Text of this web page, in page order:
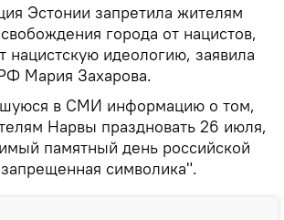
Эстонии запретила жителям
города от нацистов,
нацистскую идеологию, заявила
Мария Захарова.
в СМИ информацию о том,
Нарвы праздновать 26 июля,
памятный день российской
символика".